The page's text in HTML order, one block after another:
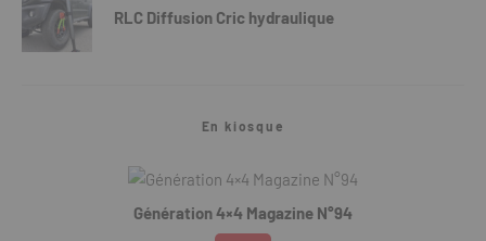
RLC Diffusion Cric hydraulique
En kiosque
Génération 4×4 Magazine N°94